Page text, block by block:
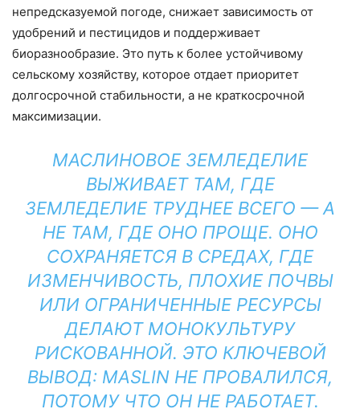
непредсказуемой погоде, снижает зависимость от
удобрений и пестицидов и поддерживает
биоразнообразие. Это путь к более устойчивому
сельскому хозяйству, которое отдает приоритет
долгосрочной стабильности, а не краткосрочной
максимизации.
МАСЛИНОВОЕ ЗЕМЛЕДЕЛИЕ
ВЫЖИВАЕТ ТАМ, ГДЕ
ЗЕМЛЕДЕЛИЕ ТРУДНЕЕ ВСЕГО — А
НЕ ТАМ, ГДЕ ОНО ПРОЩЕ. ОНО
СОХРАНЯЕТСЯ В СРЕДАХ, ГДЕ
ИЗМЕНЧИВОСТЬ, ПЛОХИЕ ПОЧВЫ
ИЛИ ОГРАНИЧЕННЫЕ РЕСУРСЫ
ДЕЛАЮТ МОНОКУЛЬТУРУ
РИСКОВАННОЙ. ЭТО КЛЮЧЕВОЙ
ВЫВОД: MASLIN НЕ ПРОВАЛИЛСЯ,
ПОТОМУ ЧТО ОН НЕ РАБОТАЕТ.